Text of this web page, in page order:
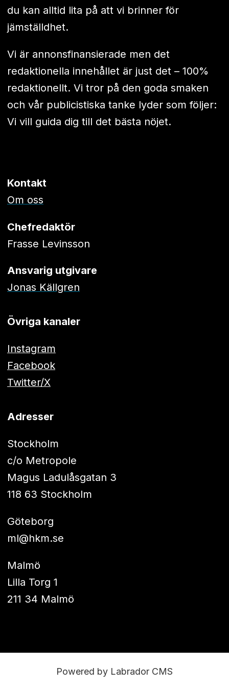
du kan alltid lita på att vi brinner för
jämställdhet.
Vi är annonsfinansierade men det
redaktionella innehållet är just det – 100%
redaktionellt. Vi tror på den goda smaken
och vår publicistiska tanke lyder som följer:
Vi vill guida dig till det bästa nöjet.
Kontakt
Om oss
Chefredaktör
Frasse Levinsson
Ansvarig utgivare
Jonas Källgren
Övriga kanaler
Instagram
Facebook
Twitter/X
Adresser
Stockholm
c/o Metropole
Magus Ladulåsgatan 3
118 63 Stockholm
Göteborg
ml@hkm.se
Malmö
Lilla Torg 1
211 34 Malmö
Powered by Labrador CMS